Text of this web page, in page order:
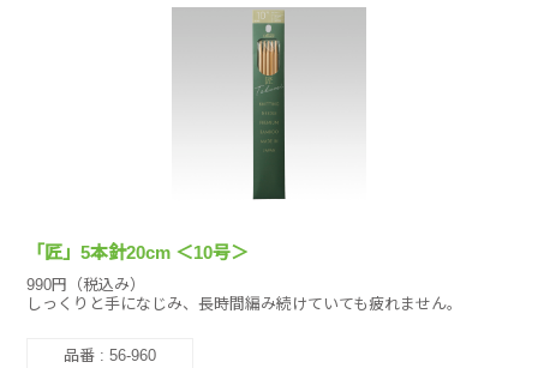
「匠」5本針20cm ＜10号＞
990円（税込み）
しっくりと手になじみ、長時間編み続けていても疲れません。
品番 : 56-960